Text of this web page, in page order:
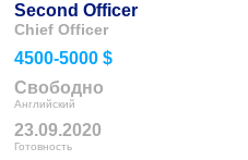
Second Officer
Chief Officer
4500-5000 $
Свободно
Английский
23.09.2020
Готовность